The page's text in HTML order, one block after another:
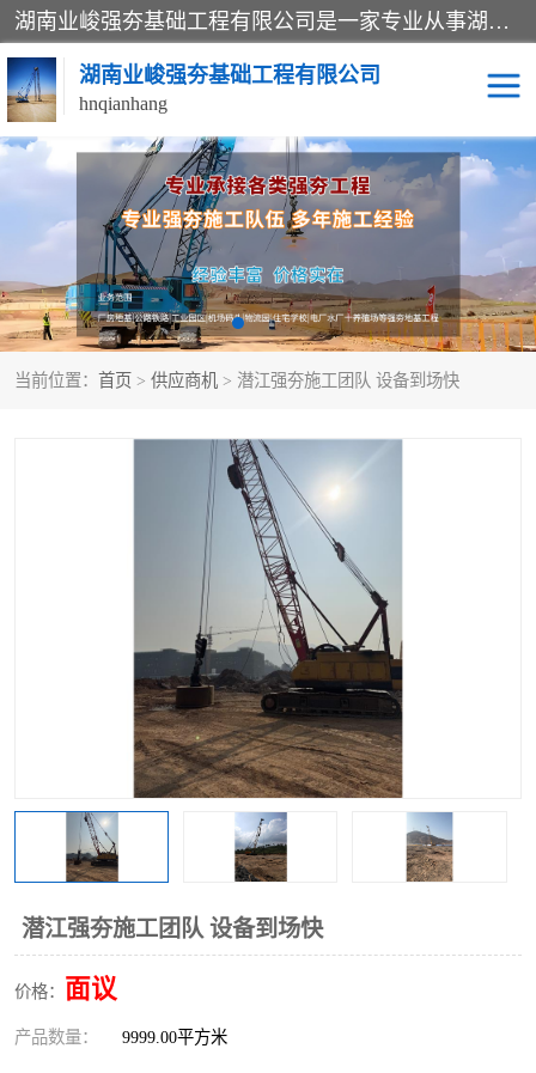
湖南业峻强夯基础工程有限公司是一家专业从事湖南强夯基础工程、强夯机租赁，地基处理的施工单位。业务覆盖：湖南、广东，江西等地。可承接1000KN.m-25000KN.m强夯（置换）工程。公司创始人是国内较早期从事强夯施工的建设者，经过多年的一步一个脚印的发展，在行业内具有较高的度和良好的口碑。
湖南业峻强夯基础工程有限公司
hnqianhang
当前位置： 首页 > 供应商机 > 潜江强夯施工团队 设备到场快
潜江强夯施工团队 设备到场快
价格： 面议
产品数量： 9999.00平方米
强夯施工案例 强夯机租赁
强夯施工工程 强夯施工队伍
强夯队伍